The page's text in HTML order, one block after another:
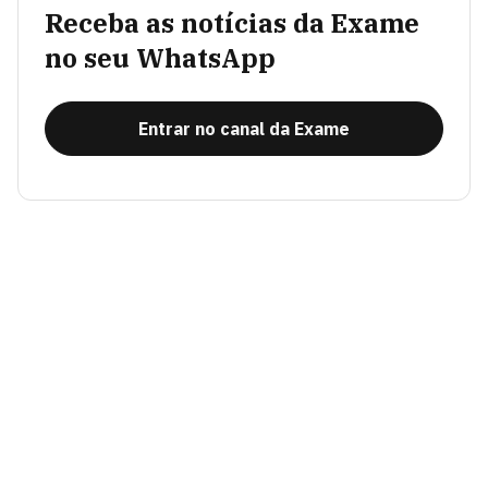
Receba as notícias da Exame
no seu WhatsApp
Entrar no canal da Exame